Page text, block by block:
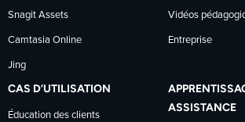
Snagit Assets
Camtasia Online
Jing
Vidéos
Entreprise
CAS D’UTILISATION
Éducation des clients
ASSISTANCE